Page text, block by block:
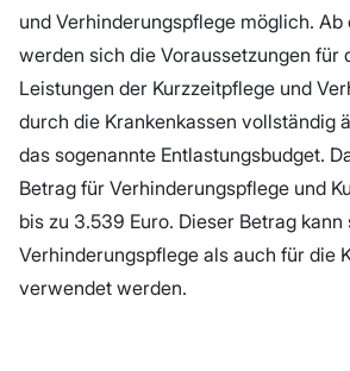
und Verhinderungspflege möglich. Ab
werden sich die Voraussetzungen für
Leistungen der Kurzzeitpflege und
durch die Krankenkassen vollständig
das sogenannte Entlastungsbudget.
Betrag für Verhinderungspflege und
bis zu 3.539 Euro. Dieser Betrag
Verhinderungspflege als auch für die
verwendet werden.